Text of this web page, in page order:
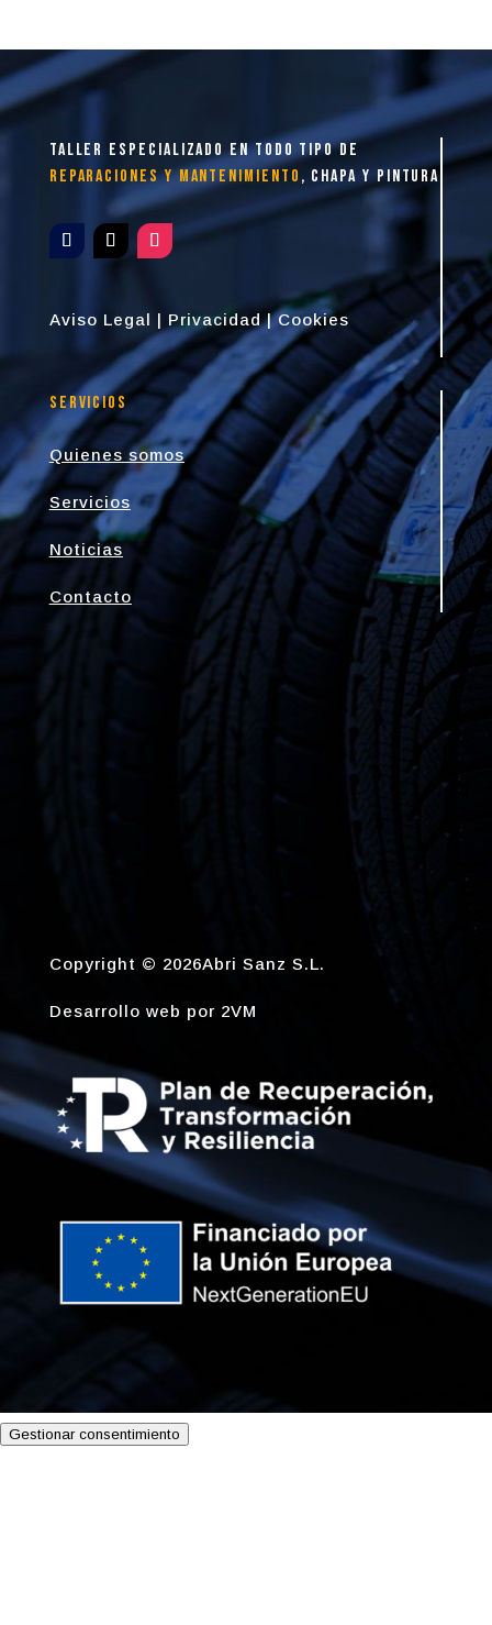
taller especializado en todo tipo de
reparaciones y mantenimiento , chapa y pintura
Aviso Legal | Privacidad|Cookies
Servicios
Quienes somos
Servicios
Noticias
Contacto
Copyright © 2026Abri Sanz S.L.
Desarrollo web por 2VM
Gestionar consentimiento